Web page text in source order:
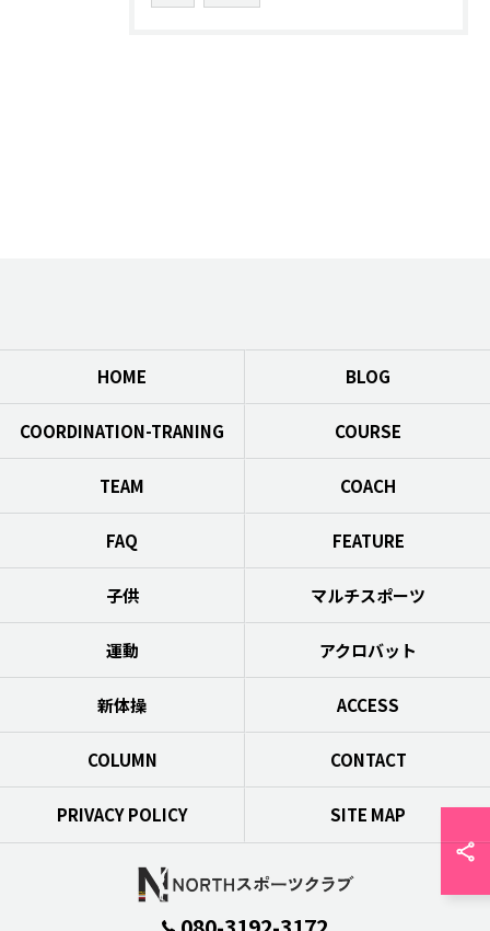
HOME BLOG
COORDINATION-TRANING COURSE
TEAM COACH
FAQ FEATURE
子供 マルチスポーツ
運動 アクロバット
新体操 ACCESS
COLUMN CONTACT
PRIVACY POLICY SITE MAP